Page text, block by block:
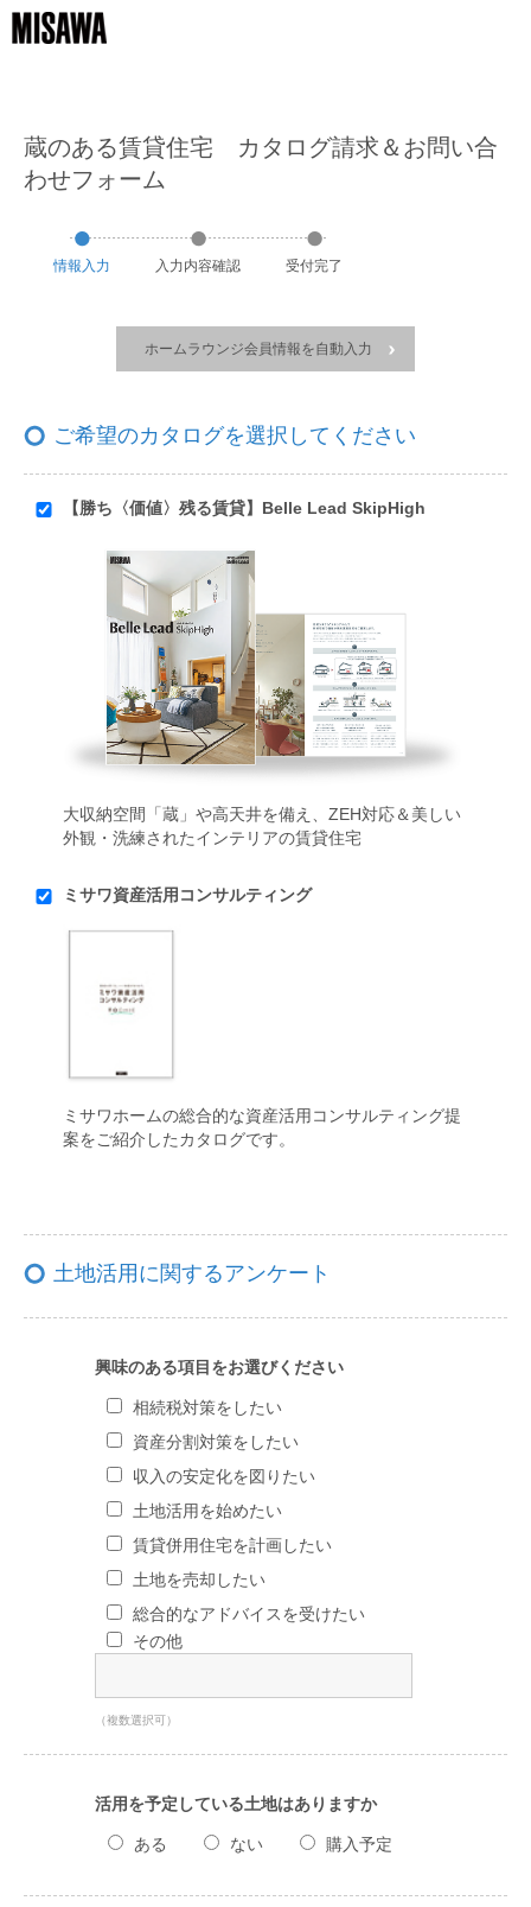
蔵のある賃貸住宅 カタログ請求＆お問い合
わせフォーム
情報 入力 入力内容確認 受付完了
ホームラウンジ会員情報を自動入力
ご希望のカタログを選択してください
【勝ち〈価値〉残る賃貸】Belle Lead SkipHigh
大収納空間「蔵」や高天井を備え、ZEH対応＆美しい
外観・洗練されたインテリアの賃貸住宅
ミサワ資産活用コンサルティング
ミサワホームの総合的な資産活用コンサルティング提
案をご紹介したカタログです。
土地活用に関するアンケート
興味のある項目をお選びください
相続税対策をしたい
資産分割対策をしたい
収入の安定化を図りたい
土地活用を始めたい
賃貸併用住宅を計画したい
土地を売却したい
総合的なアドバイスを受けたい
その他
（複数選択可）
活用を予定している土地はありますか
ある ない 購入予定